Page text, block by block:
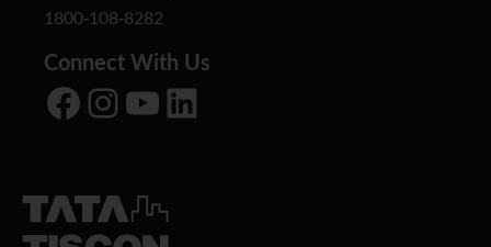
1800-108-8282
Connect With Us
Facebook Instagram YouTube LinkedIn